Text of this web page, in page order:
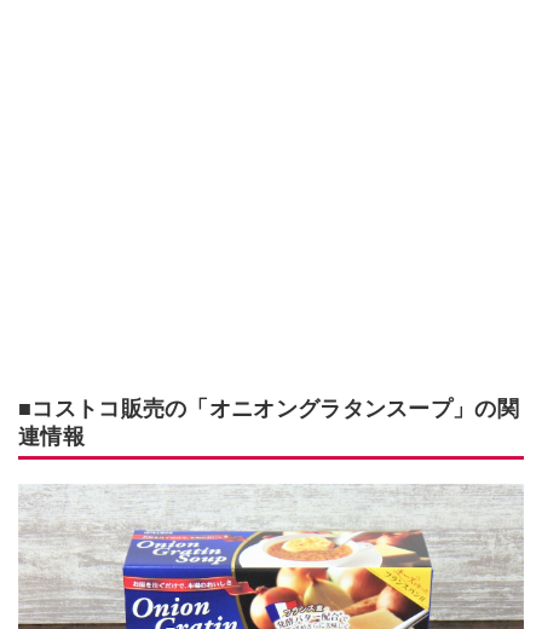
■コストコ販売の「オニオングラタンスープ」の関
連情報